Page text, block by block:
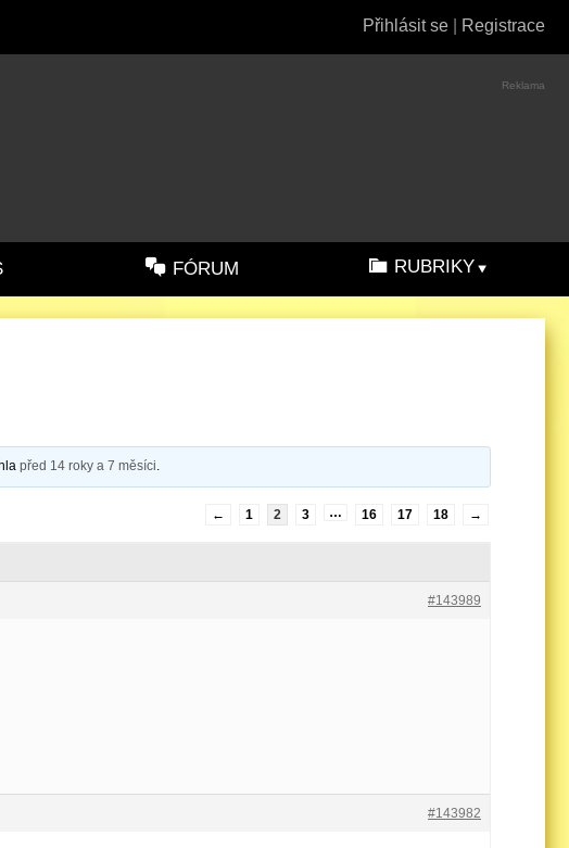
Přihlásit se Registrace
Reklama
FÓRUM RUBRIKY
před 14 roky a 7 měsíci.
← 1 2 3 … 16 17 18 →
#143989
#143982